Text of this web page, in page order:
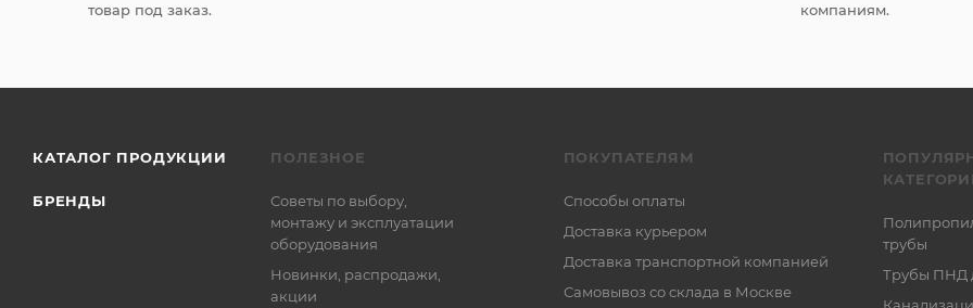
товар под заказ.
компаниям.
КАТАЛОГ ПРОДУКЦИИ
БРЕНДЫ
ПОЛЕЗНОЕ
Советы по выбору,
монтажу и эксплуатации
оборудования
Новинки, распродажи,
акции
ПОКУПАТЕЛЯМ
Способы оплаты
Доставка курьером
Доставка транспортной компанией
Самовывоз со склада в Москве
трубы
Трубы ПНД